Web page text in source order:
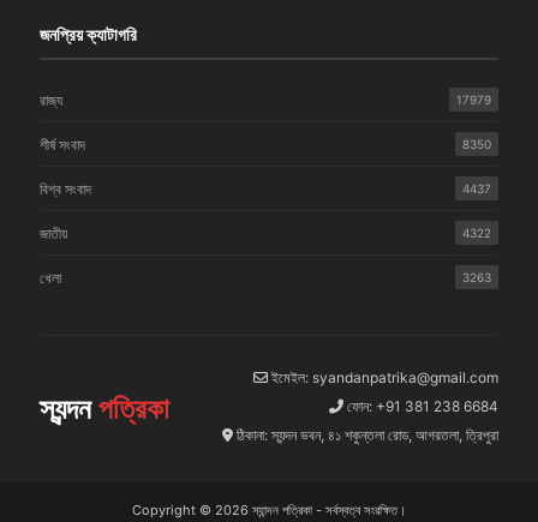
জনপ্রিয় ক্যাটাগরি
রাজ্য 17979
শীর্ষ সংবাদ 8350
বিশ্ব সংবাদ 4437
জাতীয় 4322
খেলা 3263
স্যন্দনপত্রিকা
ইমেইল: syandanpatrika@gmail.com
ফোন: +91 381 238 6684
ঠিকানা: স্যন্দন ভবন, ৪১ শকুন্তলা রোড, আগরতলা, ত্রিপুরা
Copyright © 2026 স্যান্দন পত্রিকা - সর্বস্বত্ব সংরক্ষিত।